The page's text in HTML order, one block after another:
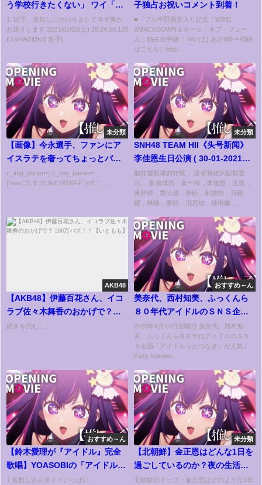
う学校行きたくない」 ワイ「わ
かった。じゃあ転校する
か…………」
1: 以下、名無しにかわりましてネギ速が
お送りします 2021/01/02(土) 19:24:59.120
ID:skWZiDtc0 息子(...
子独占お祝いコメント到着！
■「ブル中野殿堂入り記念！WWE
SMACKDOWN＆ホール・オブ・フェー
ム」独占生中継！ 4/6 (土) あさ9時〜視聴
はこちら▷http...
未分類
【画像】今永選手、ファンにア
イスラテを奢ってちょっとバズ
るｗｗｗｗｗ
c_img_param=; c_img_param=
['max','3','1','0','list','0009FF','off','…....
未分類
SNH48 TEAM HII《头号新闻》
李佳恩生日公演 ( 30-01-2021
14:00）
如非授权请勿转载， 违者将收到版权警
示。 参演成员：袁一琦，李佳恩，王奕，
蒋舒婷，费沁源，张昕，郝婧怡，万丽
娜，林楠，姜杉，冯思佳，孙语姗，...
AKB48
【AKB48】伊藤百花さん、イコ
ラブ佐々木舞香のおかげで？
200万バズ！！【いともも】
続きを読む......
おすすめ～ん
美奈代、西村知美、ふっくんら
８０年代アイドルのＳＮＳ企画
「アイドルうたつなぎ」が人気
2020年4月17日金曜日 美奈代、西村知
美、ふっくんら８０年代アイドルのＳＮ
Ｓ企画「アイドルうたつなぎ」が人気 |
Easy Number...
おすすめ～ん
【鈴木愛理が『アイドル』完全
歌唱】YOASOBIの「アイドル」
をフル尺パフォーマンス！【ア
1:名無しさん＠メイいっぱい
未分類
【北朝鮮】金正恩はどんな1日を
過ごしているのか？夜の生活が
衝撃すぎる…。
北朝鮮のトップ・金正恩はどのような1日